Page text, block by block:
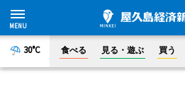
30°C 食べる 見る・遊ぶ 買う